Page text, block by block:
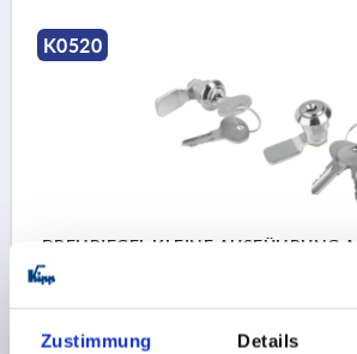
Zustimmung Details
K0520
DREHRIEGEL KLEINE AUSFÜHRUNG
H=13, ZINK
SCHLÜSSELWEITE=20
HÖHE=13